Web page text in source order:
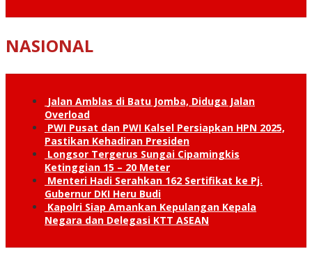
NASIONAL
Jalan Amblas di Batu Jomba, Diduga Jalan
Overload
PWI Pusat dan PWI Kalsel Persiapkan HPN 2025,
Pastikan Kehadiran Presiden
Longsor Tergerus Sungai Cipamingkis
Ketinggian 15 – 20 Meter
Menteri Hadi Serahkan 162 Sertifikat ke Pj.
Gubernur DKI Heru Budi
Kapolri Siap Amankan Kepulangan Kepala
Negara dan Delegasi KTT ASEAN